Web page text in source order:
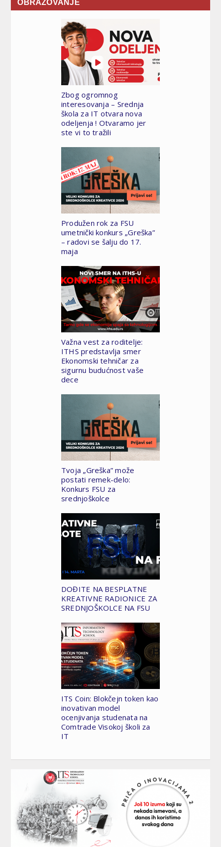
Saveti za pojačavanje kreativnosti
Novi uslovi upisa: Teže
OBRAZOVANJE
Zbog ogromnog
interesovanja – Srednja
škola za IT otvara nova
odeljenja ! Otvaramo jer
ste vi to tražili
Produžen rok za FSU
umetnički konkurs „Greška”
– radovi se šalju do 17.
maja
Važna vest za roditelje:
ITHS predstavlja smer
Ekonomski tehničar za
sigurnu budućnost vaše
dece
Tvoja „Greška” može
postati remek-delo:
Konkurs FSU za
srednjoškolce
DOĐITE NA BESPLATNE
KREATIVNE RADIONICE ZA
SREDNJOŠKOLCE NA FSU
ITS Coin: Blokčejn token kao
inovativan model
ocenjivanja studenata na
Comtrade Visokoj školi za
IT